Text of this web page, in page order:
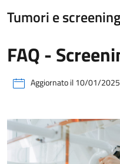
Tumori e
FAQ -
Aggiornato il10/01/2025